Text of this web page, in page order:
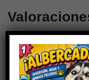
Aún no hay reseñas